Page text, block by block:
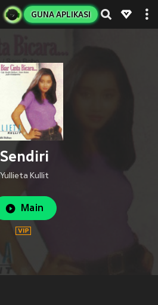
GUNA APLIKASI
Sendiri
Yullieta Kullit
Main